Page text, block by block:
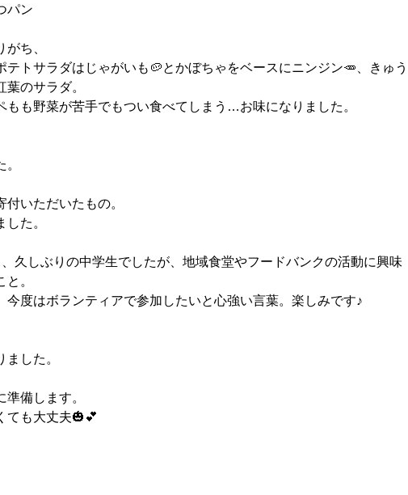
パン
ち、
テトサラダはじゃがいも🥔とかぼちゃをベースにニンジン🥕、きゅう
のサラダ。
もも野菜が苦手でもつい食べてしまう…お味になりました。
いただいたもの。
た。
久しぶりの中学生でしたが、地域食堂やフードバンクの活動に興味
。
度はボランティアで参加したいと心強い言葉。楽しみです♪
した。
備します。
ても大丈夫🎃💕